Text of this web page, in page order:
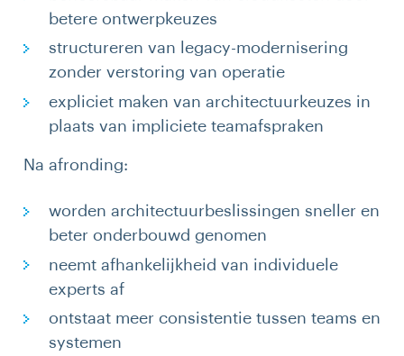
betere ontwerpkeuzes
structureren van legacy-modernisering
zonder verstoring van operatie
expliciet maken van architectuurkeuzes in
plaats van impliciete teamafspraken
Na afronding:
worden architectuurbeslissingen sneller en
beter onderbouwd genomen
neemt afhankelijkheid van individuele
experts af
ontstaat meer consistentie tussen teams en
systemen